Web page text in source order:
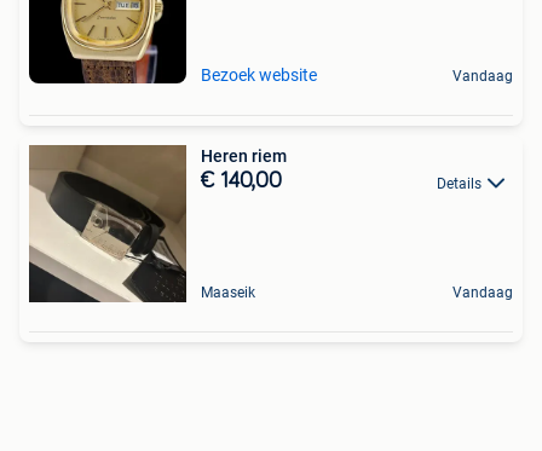
Bezoek website Vandaag
Heren riem
€ 140,00 Details
Maaseik Vandaag